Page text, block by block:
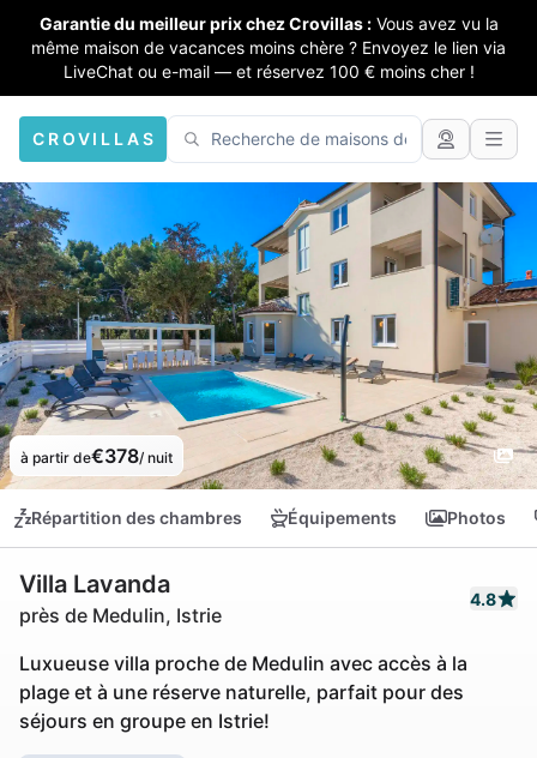
Garantie du meilleur prix chez Crovillas : Vous avez vu la
même maison de vacances moins chère ? Envoyez le lien via
LiveChat ou e-mail — et réservez 100 € moins cher !
CROVILLAS
à partir de€378/ nuit
Répartition des chambres Équipements Photos
Villa Lavanda
près de Medulin, Istrie
4.8
Luxueuse villa proche de Medulin avec accès à la
plage et à une réserve naturelle, parfait pour des
séjours en groupe en Istrie!